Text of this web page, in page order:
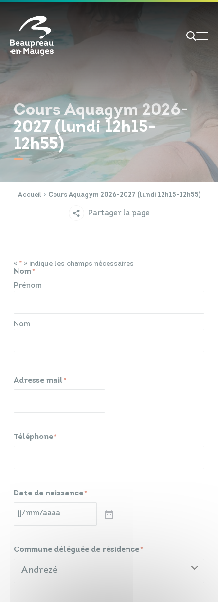
RECHERCHE
Cours Aquagym 2026-
2027 (lundi 12h15-
12h55)
Accueil Cours Aquagym 2026-2027 (lundi 12h15-12h55)
Partager la page
« * » indique les champs nécessaires
Nom*
Prénom
Nom
Adresse mail *
Téléphone*
Date de naissance*
Commune déléguée de résidence *
Andrezé
Papiers d'identité
Cookies management panel